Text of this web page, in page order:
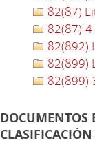
82(87)
82(87)-
82(892)
82(899)
DOCUMENTOS